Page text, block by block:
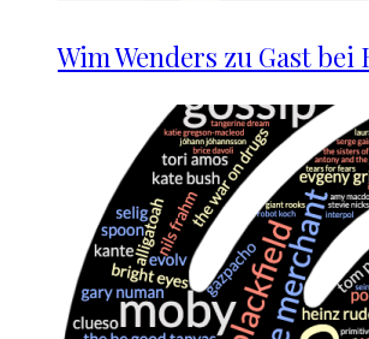
Wim Wenders zu Gast bei